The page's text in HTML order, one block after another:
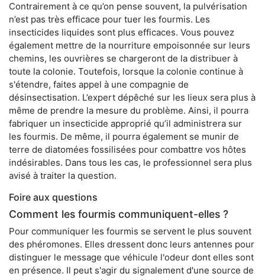
Contrairement à ce qu’on pense souvent, la pulvérisation
n’est pas très efficace pour tuer les fourmis. Les
insecticides liquides sont plus efficaces. Vous pouvez
également mettre de la nourriture empoisonnée sur leurs
chemins, les ouvrières se chargeront de la distribuer à
toute la colonie. Toutefois, lorsque la colonie continue à
s'étendre, faites appel à une compagnie de
désinsectisation. L’expert dépêché sur les lieux sera plus à
même de prendre la mesure du problème. Ainsi, il pourra
fabriquer un insecticide approprié qu’il administrera sur
les fourmis. De même, il pourra également se munir de
terre de diatomées fossilisées pour combattre vos hôtes
indésirables. Dans tous les cas, le professionnel sera plus
avisé à traiter la question.
Foire aux questions
Comment les fourmis communiquent-elles ?
Pour communiquer les fourmis se servent le plus souvent
des phéromones. Elles dressent donc leurs antennes pour
distinguer le message que véhicule l'odeur dont elles sont
en présence. Il peut s'agir du signalement d'une source de